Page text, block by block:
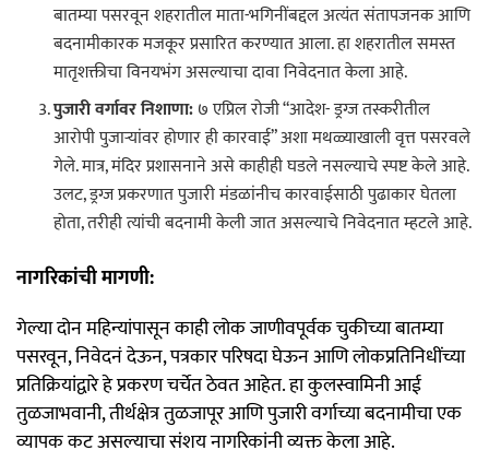
बातम्या पसरवून शहरातील माता-भगिनींबद्दल अत्यंत संतापजनक आणि
बदनामीकारक मजकूर प्रसारित करण्यात आला. हा शहरातील समस्त
मातृशक्तीचा विनयभंग असल्याचा दावा निवेदनात केला आहे.
पुजारी वर्गावर निशाणा:७ एप्रिल रोजी “आदेश- ड्रग्ज तस्करीतील
आरोपी पुजाऱ्यांवर होणार ही कारवाई” अशा मथळ्याखाली वृत्त पसरवले
गेले. मात्र, मंदिर प्रशासनाने असे काहीही घडले नसल्याचे स्पष्ट केले आहे.
उलट, ड्रग्ज प्रकरणात पुजारी मंडळांनीच कारवाईसाठी पुढाकार घेतला
होता, तरीही त्यांची बदनामी केली जात असल्याचे निवेदनात म्हटले आहे.
नागरिकांची मागणी:
गेल्या दोन महिन्यांपासून काही लोक जाणीवपूर्वक चुकीच्या बातम्या
पसरवून, निवेदनं देऊन, पत्रकार परिषदा घेऊन आणि लोकप्रतिनिधींच्या
प्रतिक्रियांद्वारे हे प्रकरण चर्चेत ठेवत आहेत. हा कुलस्वामिनी आई
तुळजाभवानी, तीर्थक्षेत्र तुळजापूर आणि पुजारी वर्गाच्या बदनामीचा एक
व्यापक कट असल्याचा संशय नागरिकांनी व्यक्त केला आहे.